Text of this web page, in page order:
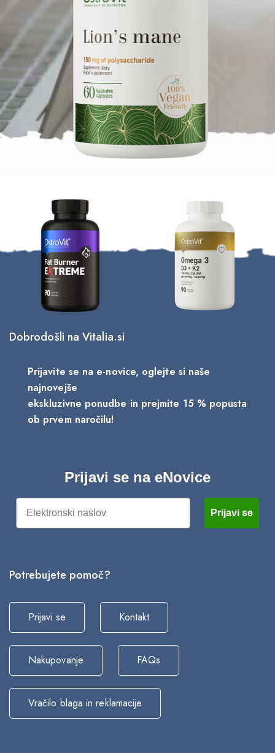
Dobrodošli na Vitalia.si
Prijavite se na e-novice, oglejte si naše
najnovejše
ekskluzivne ponudbe in prejmite 15 % popusta
ob prvem naročilu!
Prijavi se na eNovice
Email
Prijavi se
Potrebujete pomoč?
Prijavi se Kontakt
Nakupovanje FAQs
Vračilo blaga in reklamacije